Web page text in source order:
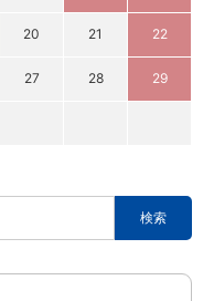
20 21 22
27 28 29